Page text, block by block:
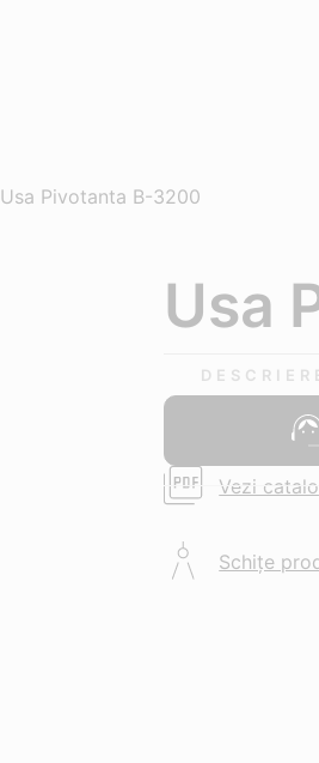
Usa Pivotanta B-3200
Usa
Vezi
Schițe